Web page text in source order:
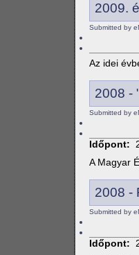
2009.
Submitted by
Az idei
2008 -
Submitted by
Időpont:
A Magyar
2008 -
Submitted by
Időpont: